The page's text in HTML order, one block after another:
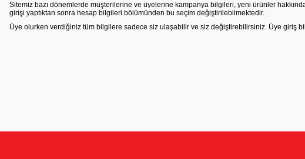
Sitemiz bazı dönemlerde müşterilerine ve üyelerine kampanya bilgileri, yeni ürünler
girişi yaptıktan sonra hesap bilgileri bölümünden bu seçim değiştirilebilmektedir.
Üye olurken verdiğiniz tüm bilgilere sadece siz ulaşabilir ve siz değiştirebilirsiniz. Üye giriş